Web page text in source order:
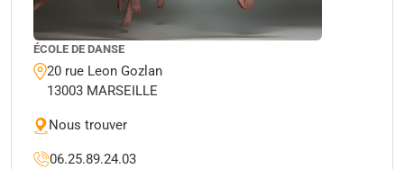
ÉCOLE DE DANSE
20 rue Leon Gozlan
13003 MARSEILLE
Nous trouver
06.25.89.24.03